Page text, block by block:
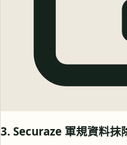
3. Securaze 軍規資料抹